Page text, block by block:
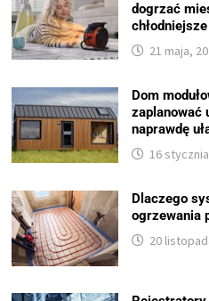
dogrzać
21 maja,
Dom
zaplanować
naprawdę
16
Dlaczego
ogrzewania
20